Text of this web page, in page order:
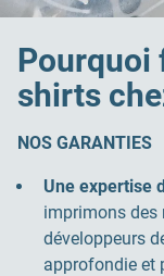
Pourquoi
shirts
NOS GARANTIES
Une expertise
imprimons des
développeurs
approfondie et